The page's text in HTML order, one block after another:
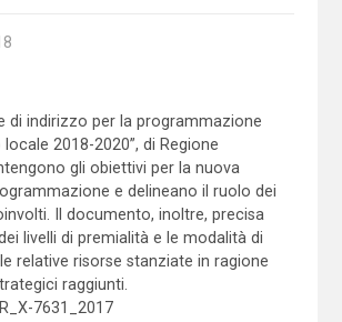
di indirizzo per la programmazione
2018-2020”, di Regione
gli obiettivi per la nuova
e delineano il ruolo dei
Il documento, inoltre, precisa
livelli di premialità e le modalità di
relative risorse stanziate in ragione
raggiunti.
7631_2017